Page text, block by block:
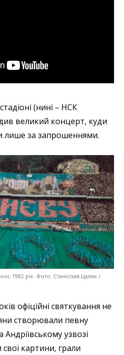
(нині – НСК
великий концерт, куди
лише за запрошеннями.
1982 рік. Фото: Станіслав Цалик /
офіційні святкування не
створювали певну
узвозі
картини, грали